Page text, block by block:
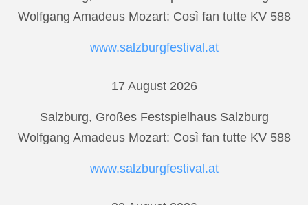
Wolfgang Amadeus Mozart: Così fan tutte KV 588
www.salzburgfestival.at
17 August 2026
Salzburg, Großes Festspielhaus Salzburg
Wolfgang Amadeus Mozart: Così fan tutte KV 588
www.salzburgfestival.at